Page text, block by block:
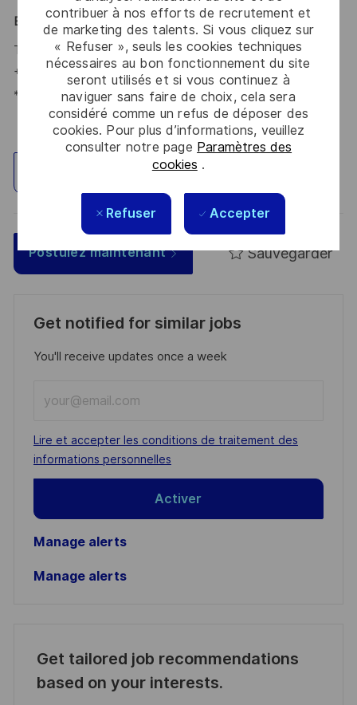
contribuer à nos efforts de recrutement et
de marketing des talents. Si vous cliquez sur
« Refuser », seuls les cookies techniques
nécessaires au bon fonctionnement du site
seront utilisés et si vous continuez à
naviguer sans faire de choix, cela sera
considéré comme un refus de déposer des
cookies. Pour plus d’informations, veuillez
consulter notre page Paramètres des
cookies .
Refuser Accepter
Benedikt Petzet
Talent Acquisition Partner #LI-BP1
+ 49 173 585 90 29
*Human Intelligence
Postulez maintenant Sauvegarder
Get notified for similar jobs
You'll receive updates once a week
Email
address
(Required)
Required
Lire et accepter les conditions de traitement des
informations personnelles
Activer
Manage alerts
Manage alerts
Get tailored job recommendations
based on your interests.